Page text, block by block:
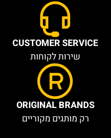
CUSTOMER SERVICE
שירות לקוחות
ORIGINAL BRANDS
רק מותגים מקוריים